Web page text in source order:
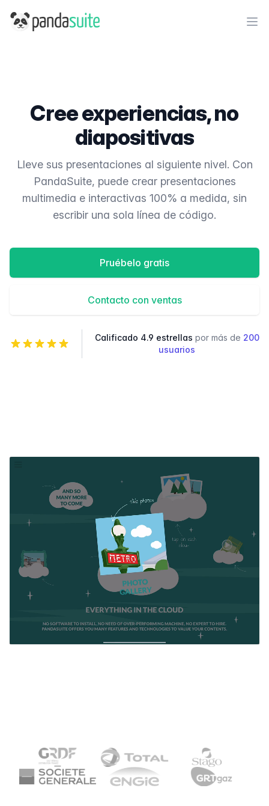
PandaSuite
Cree experiencias, no
diapositivas
Lleve sus presentaciones al siguiente nivel. Con
PandaSuite, puede crear presentaciones
multimedia e interactivas 100% a medida, sin
escribir una sola línea de código.
Pruébelo gratis
Contacto con ventas
Calificado 4.9 estrellas por más de 200
usuarios